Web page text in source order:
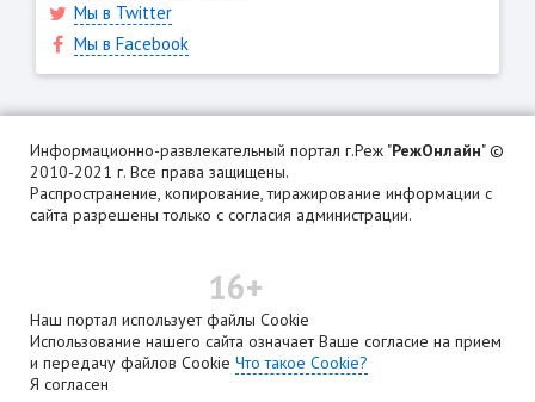
Мы в Twitter
Мы в Facebook
Информационно-развлекательный портал г.Реж "РежОнлайн" ©
2010-2021 г. Все права защищены.
Распространение, копирование, тиражирование информации с
сайта разрешены только с согласия администрации.
16+
Наш портал использует файлы Cookie
Использование нашего сайта означает Ваше согласие на прием
и передачу файлов Cookie Что такое Cookie?
Я согласен